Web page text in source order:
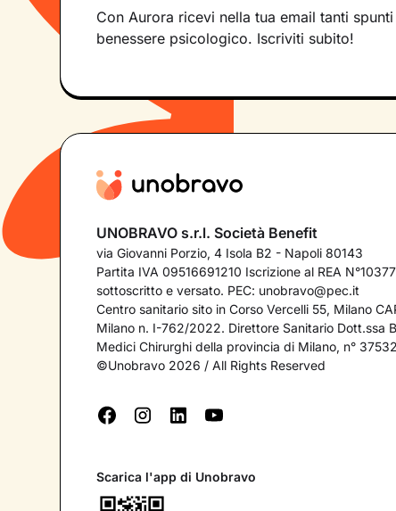
Con Aurora ricevi nella tua email tanti
benessere psicologico. Iscriviti subito!
UNOBRAVO s.r.l. Società Benefit
via Giovanni Porzio, 4 Isola B2 - Napoli 80143
Partita IVA 09516691210 Iscrizione al REA
sottoscritto e versato. PEC: unobravo@pec.it
Centro sanitario sito in Corso Vercelli 55, Milano
Milano n. I-762/2022. Direttore Sanitario Dott.ssa
Medici Chirurghi della provincia di Milano, n° 37532
©Unobravo 2026 / All Rights Reserved
Scarica l'app di Unobravo